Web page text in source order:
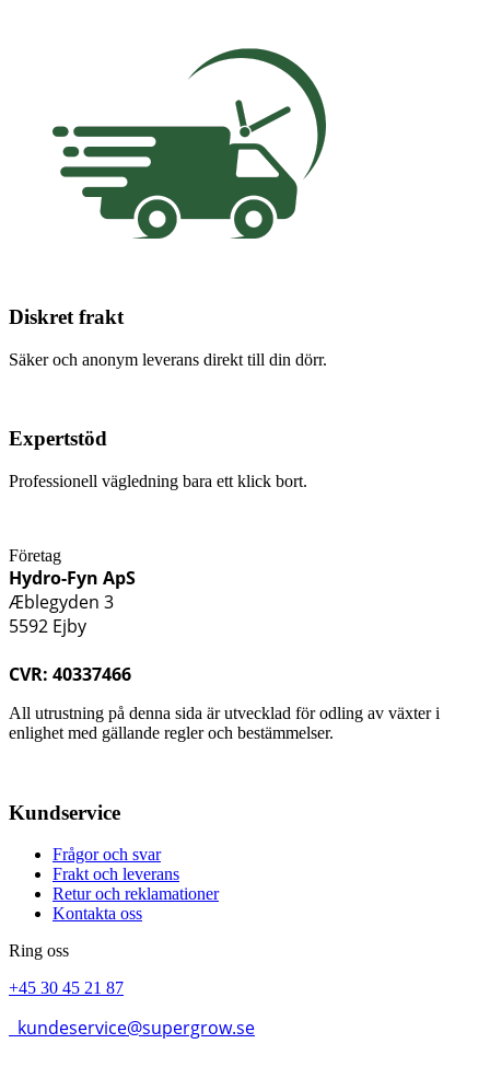
Diskret frakt
Säker och anonym leverans direkt till din dörr.
Expertstöd
Professionell vägledning bara ett klick bort.
Företag
Hydro-Fyn ApS
Æblegyden 3
5592 Ejby
CVR: 40337466
All utrustning på denna sida är utvecklad för odling av växter i
enlighet med gällande regler och bestämmelser.
Kundservice
Frågor och svar
Frakt och leverans
Retur och reklamationer
Kontakta oss
Ring oss
+45 30 45 21 87
kundeservice@supergrow.se